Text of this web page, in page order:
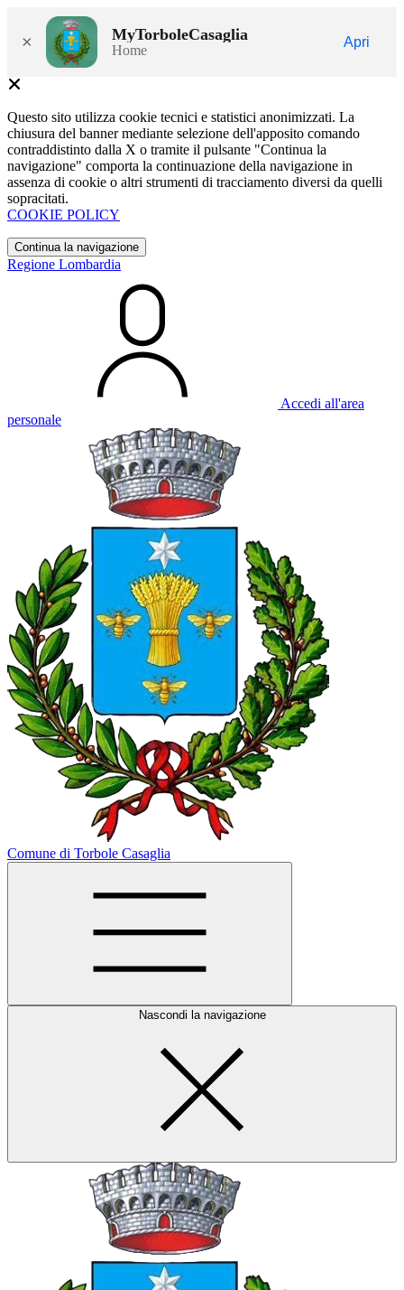
× MyTorboleCasaglia
Home
Apri
Questo sito utilizza cookie tecnici e statistici anonimizzati. La
chiusura del banner mediante selezione dell'apposito comando
contraddistinto dalla X o tramite il pulsante "Continua la
navigazione" comporta la continuazione della navigazione in
assenza di cookie o altri strumenti di tracciamento diversi da quelli
sopracitati.
COOKIE POLICY
Continua la navigazione
Regione Lombardia
Accedi all'area
personale
Comune di Torbole Casaglia
Nascondi la navigazione